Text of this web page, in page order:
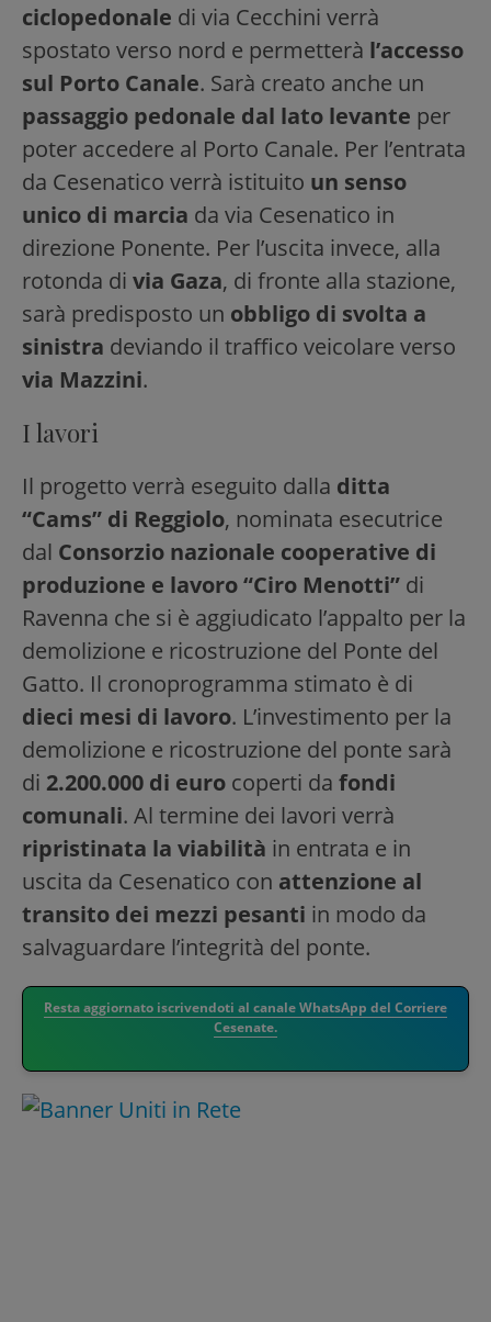
ciclopedonale di via Cecchini verrà
spostato verso nord e permetterà l’accesso
sul Porto Canale. Sarà creato anche un
passaggio pedonale dal lato levante per
poter accedere al Porto Canale. Per l’entrata
da Cesenatico verrà istituito un senso
unico di marcia da via Cesenatico in
direzione Ponente. Per l’uscita invece, alla
rotonda di via Gaza, di fronte alla stazione,
sarà predisposto un obbligo di svolta a
sinistra deviando il traffico veicolare verso
via Mazzini.
I lavori
Il progetto verrà eseguito dalla ditta
“Cams” di Reggiolo, nominata esecutrice
dal Consorzio nazionale cooperative di
produzione e lavoro “Ciro Menotti” di
Ravenna che si è aggiudicato l’appalto per la
demolizione e ricostruzione del Ponte del
Gatto. Il cronoprogramma stimato è di
dieci mesi di lavoro. L’investimento per la
demolizione e ricostruzione del ponte sarà
di 2.200.000 di euro coperti da fondi
comunali. Al termine dei lavori verrà
ripristinata la viabilità in entrata e in
uscita da Cesenatico con attenzione al
transito dei mezzi pesanti in modo da
salvaguardare l’integrità del ponte.
Resta aggiornato iscrivendoti al canale WhatsApp del Corriere
Cesenate.